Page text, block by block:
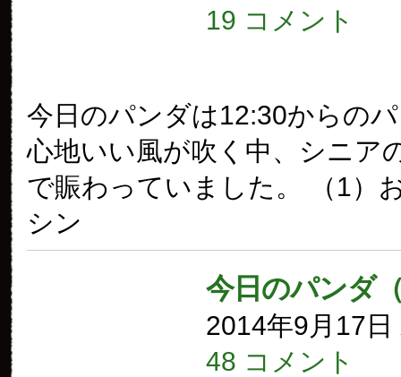
19 コメント
今日のパンダは12:30からの
心地いい風が吹く中、シニア
で賑わっていました。 （1）
シン
今日のパンダ
2014年9月17日
48 コメント